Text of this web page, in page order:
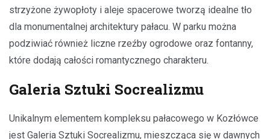
strzyżone żywopłoty i aleje spacerowe tworzą idealne tło
dla monumentalnej architektury pałacu. W parku można
podziwiać również liczne rzeźby ogrodowe oraz fontanny,
które dodają całości romantycznego charakteru.
Galeria Sztuki Socrealizmu
Unikalnym elementem kompleksu pałacowego w Kozłówce
jest Galeria Sztuki Socrealizmu, mieszcząca się w dawnych